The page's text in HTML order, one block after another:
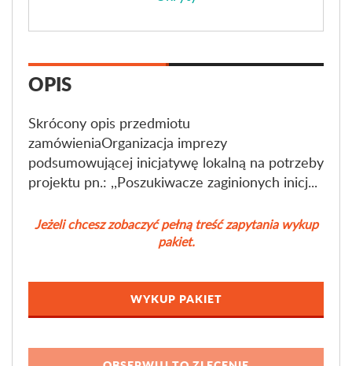
OPIS
Skrócony opis przedmiotu
zamówieniaOrganizacja imprezy
podsumowującej inicjatywę lokalną na potrzeby
projektu pn.: ,,Poszukiwacze zaginionych inicj...
Jeżeli chcesz zobaczyć pełną treść zapytania wykup
pakiet.
WYKUP PAKIET